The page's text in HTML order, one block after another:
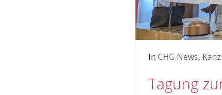
In CHG News,
Tagung